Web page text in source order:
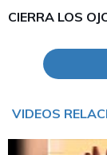
CIERRA LOS
VIDEOS